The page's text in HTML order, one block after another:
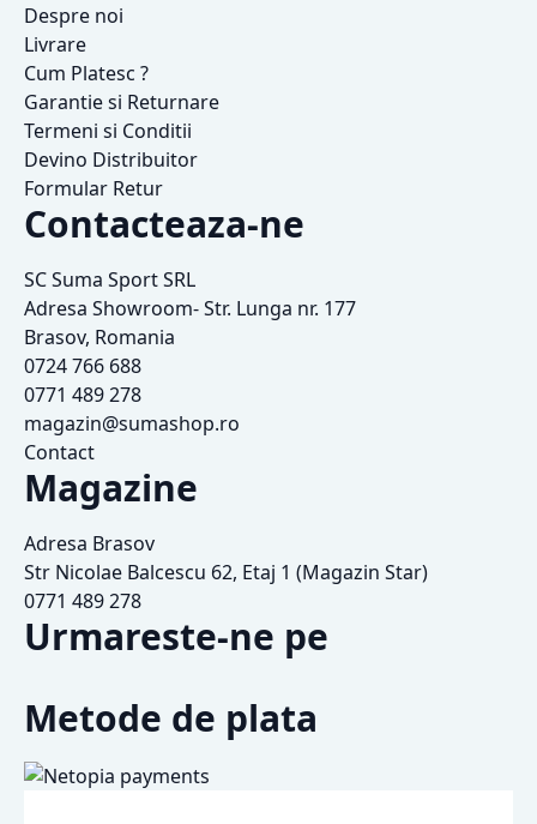
Despre noi
Livrare
Cum Platesc ?
Garantie si Returnare
Termeni si Conditii
Devino Distribuitor
Formular Retur
Contacteaza-ne
SC Suma Sport SRL
Adresa Showroom- Str. Lunga nr. 177
Brasov, Romania
0724 766 688
0771 489 278
magazin@sumashop.ro
Contact
Magazine
Adresa Brasov
Str Nicolae Balcescu 62, Etaj 1 (Magazin Star)
0771 489 278
Urmareste-ne pe
Metode de plata